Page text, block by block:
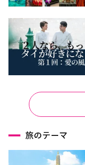
旅のテーマ